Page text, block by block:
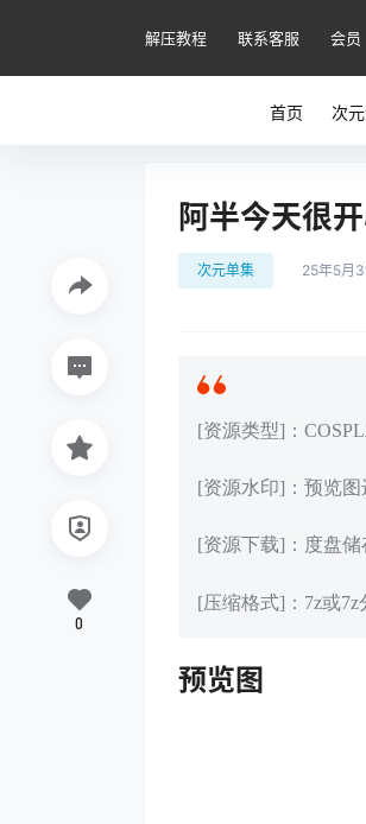
解压教程 联系客服 会员
首页 次
阿半今天很
次元单集 25年5月
[资源类型]：
[资源水印]：预览
[资源下载]：度盘
[压缩格式]：7z或
预览图
0